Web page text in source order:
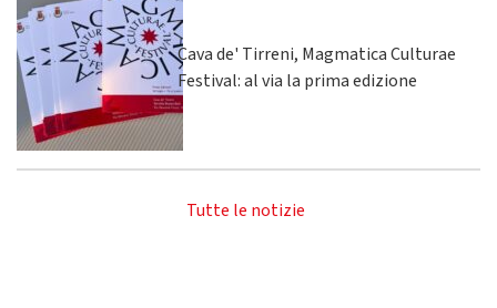
Cava de' Tirreni, Magmatica Culturae
Festival: al via la prima edizione
Tutte le notizie